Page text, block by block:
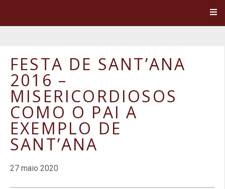
FESTA DE SANT’ANA
2016 –
MISERICORDIOSOS
COMO O PAI A
EXEMPLO DE
SANT’ANA
27 maio 2020